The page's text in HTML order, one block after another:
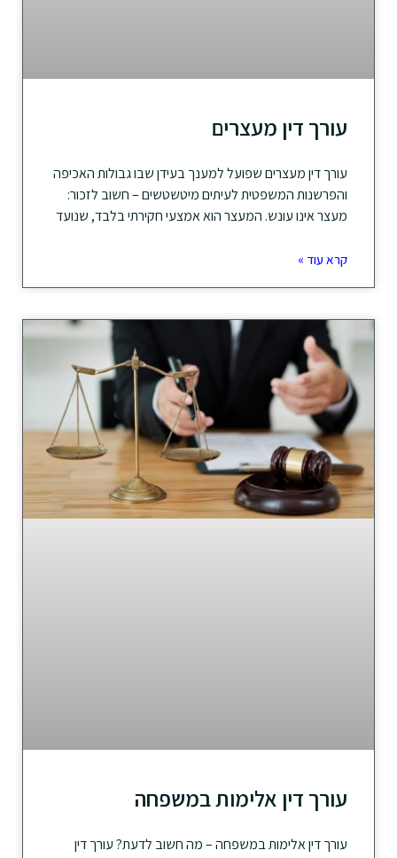
עורך דין מעצרים
עורך דין מעצרים שפועל למענך בעידן שבו גבולות האכיפה
והפרשנות המשפטית לעיתים מיטשטשים – חשוב לזכור:
מעצר אינו עונש. המעצר הוא אמצעי חקירתי בלבד, שנועד
קרא עוד »
עורך דין אלימות במשפחה
עורך דין אלימות במשפחה – מה חשוב לדעת? עורך דין